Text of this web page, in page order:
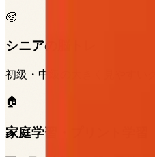
🧓
シニアの脳トレ
初級・中級の大きく見やすい
🏠
家庭学習・プリント学習